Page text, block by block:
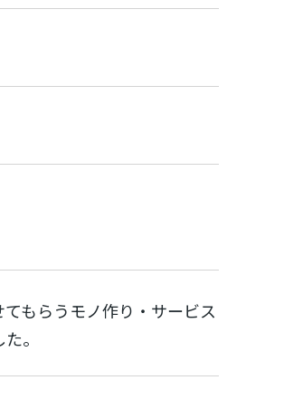
もらうモノ作り・サービス
。